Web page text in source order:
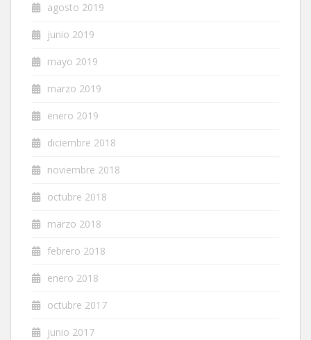
agosto 2019
junio 2019
mayo 2019
marzo 2019
enero 2019
diciembre 2018
noviembre 2018
octubre 2018
marzo 2018
febrero 2018
enero 2018
octubre 2017
junio 2017